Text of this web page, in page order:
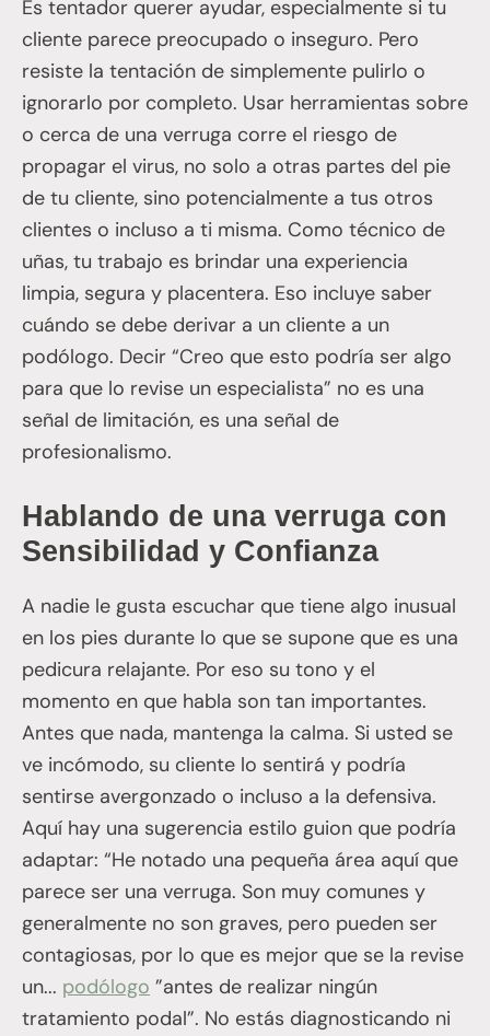
Es tentador querer ayudar, especialmente si tu
cliente parece preocupado o inseguro. Pero
resiste la tentación de simplemente pulirlo o
ignorarlo por completo. Usar herramientas sobre
o cerca de una verruga corre el riesgo de
propagar el virus, no solo a otras partes del pie
de tu cliente, sino potencialmente a tus otros
clientes o incluso a ti misma. Como técnico de
uñas, tu trabajo es brindar una experiencia
limpia, segura y placentera. Eso incluye saber
cuándo se debe derivar a un cliente a un
podólogo. Decir “Creo que esto podría ser algo
para que lo revise un especialista” no es una
señal de limitación, es una señal de
profesionalismo.
Hablando de una verruga con
Sensibilidad y Confianza
A nadie le gusta escuchar que tiene algo inusual
en los pies durante lo que se supone que es una
pedicura relajante. Por eso su tono y el
momento en que habla son tan importantes.
Antes que nada, mantenga la calma. Si usted se
ve incómodo, su cliente lo sentirá y podría
sentirse avergonzado o incluso a la defensiva.
Aquí hay una sugerencia estilo guion que podría
adaptar: “He notado una pequeña área aquí que
parece ser una verruga. Son muy comunes y
generalmente no son graves, pero pueden ser
contagiosas, por lo que es mejor que se la revise
un... podólogo ”antes de realizar ningún
tratamiento podal”. No estás diagnosticando ni